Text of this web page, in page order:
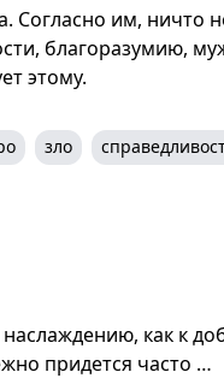
Согласно им, ничто
благоразумию,
этому.
зло
как к
придется часто …